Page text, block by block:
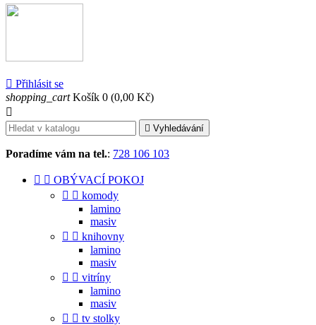
 Přihlásit se
shopping_cart Košík 0 (0,00 Kč)

 Vyhledávání
Poradíme vám na tel.: 728 106 103
  OBÝVACÍ POKOJ
  komody
lamino
masiv
  knihovny
lamino
masiv
  vitríny
lamino
masiv
  tv stolky